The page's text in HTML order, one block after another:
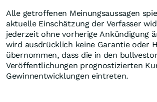
Alle getroffenen Meinungsaussagen
aktuelle Einschätzung der Verfasser
jederzeit ohne vorherige Ankündigung
wird ausdrücklich keine Garantie oder
übernommen, dass die in den
Veröffentlichungen prognostizierten
Gewinnentwicklungen eintreten.